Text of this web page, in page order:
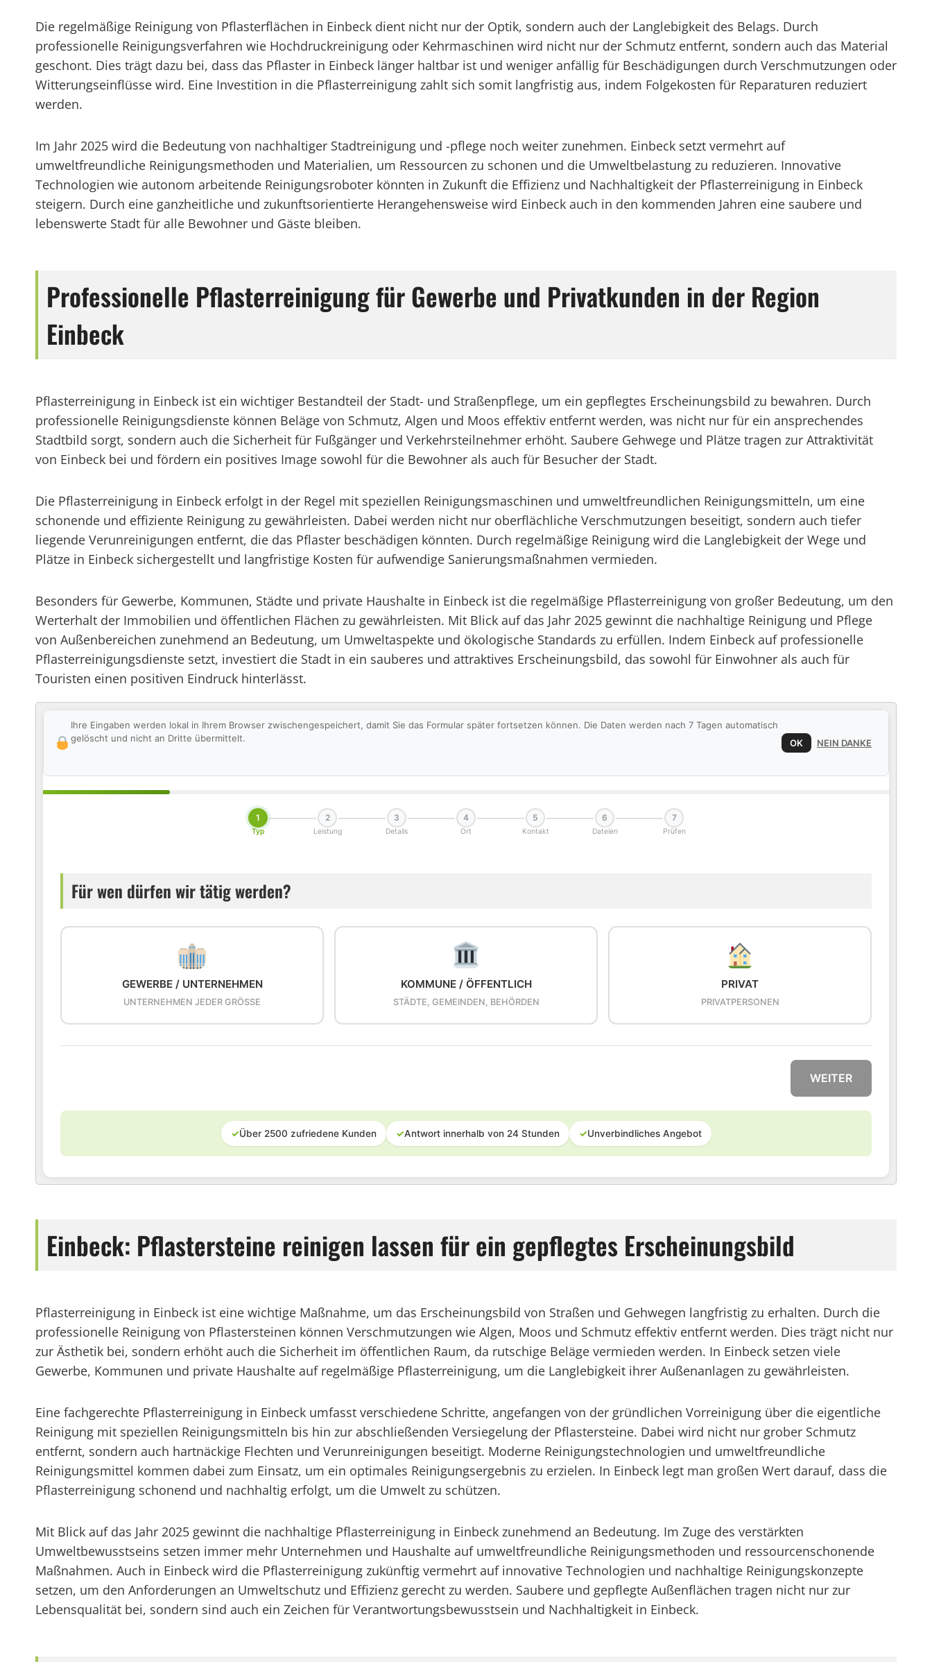
Die regelmäßige Reinigung von Pflasterflächen in Einbeck dient nicht nur der Optik, sondern auch der Langlebigkeit des Belags. Durch
professionelle Reinigungsverfahren wie Hochdruckreinigung oder Kehrmaschinen wird nicht nur der Schmutz entfernt, sondern auch das Material
geschont. Dies trägt dazu bei, dass das Pflaster in Einbeck länger haltbar ist und weniger anfällig für Beschädigungen durch Verschmutzungen oder
Witterungseinflüsse wird. Eine Investition in die Pflasterreinigung zahlt sich somit langfristig aus, indem Folgekosten für Reparaturen reduziert
werden.
Im Jahr 2025 wird die Bedeutung von nachhaltiger Stadtreinigung und -pflege noch weiter zunehmen. Einbeck setzt vermehrt auf
umweltfreundliche Reinigungsmethoden und Materialien, um Ressourcen zu schonen und die Umweltbelastung zu reduzieren. Innovative
Technologien wie autonom arbeitende Reinigungsroboter könnten in Zukunft die Effizienz und Nachhaltigkeit der Pflasterreinigung in Einbeck
steigern. Durch eine ganzheitliche und zukunftsorientierte Herangehensweise wird Einbeck auch in den kommenden Jahren eine saubere und
lebenswerte Stadt für alle Bewohner und Gäste bleiben.
Professionelle Pflasterreinigung für Gewerbe und Privatkunden in der Region
Einbeck
Pflasterreinigung in Einbeck ist ein wichtiger Bestandteil der Stadt- und Straßenpflege, um ein gepflegtes Erscheinungsbild zu bewahren. Durch
professionelle Reinigungsdienste können Beläge von Schmutz, Algen und Moos effektiv entfernt werden, was nicht nur für ein ansprechendes
Stadtbild sorgt, sondern auch die Sicherheit für Fußgänger und Verkehrsteilnehmer erhöht. Saubere Gehwege und Plätze tragen zur Attraktivität
von Einbeck bei und fördern ein positives Image sowohl für die Bewohner als auch für Besucher der Stadt.
Die Pflasterreinigung in Einbeck erfolgt in der Regel mit speziellen Reinigungsmaschinen und umweltfreundlichen Reinigungsmitteln, um eine
schonende und effiziente Reinigung zu gewährleisten. Dabei werden nicht nur oberflächliche Verschmutzungen beseitigt, sondern auch tiefer
liegende Verunreinigungen entfernt, die das Pflaster beschädigen könnten. Durch regelmäßige Reinigung wird die Langlebigkeit der Wege und
Plätze in Einbeck sichergestellt und langfristige Kosten für aufwendige Sanierungsmaßnahmen vermieden.
Besonders für Gewerbe, Kommunen, Städte und private Haushalte in Einbeck ist die regelmäßige Pflasterreinigung von großer Bedeutung, um den
Werterhalt der Immobilien und öffentlichen Flächen zu gewährleisten. Mit Blick auf das Jahr 2025 gewinnt die nachhaltige Reinigung und Pflege
von Außenbereichen zunehmend an Bedeutung, um Umweltaspekte und ökologische Standards zu erfüllen. Indem Einbeck auf professionelle
Pflasterreinigungsdienste setzt, investiert die Stadt in ein sauberes und attraktives Erscheinungsbild, das sowohl für Einwohner als auch für
Touristen einen positiven Eindruck hinterlässt.
Ihre Eingaben werden lokal in Ihrem Browser zwischengespeichert, damit Sie das Formular später fortsetzen können. Die Daten werden nach 7 Tagen automatisch
gelöscht und nicht an Dritte übermittelt.
OK NEIN DANKE
1
Typ
2
Leistung
3
Details
4
Ort
5
Kontakt
6
Dateien
7
Prüfen
Für wen dürfen wir tätig werden?
GEWERBE / UNTERNEHMEN
UNTERNEHMEN JEDER GRÖSSE
KOMMUNE / ÖFFENTLICH
STÄDTE, GEMEINDEN, BEHÖRDEN
PRIVAT
PRIVATPERSONEN
WEITER
✓Über 2500 zufriedene Kunden ✓Antwort innerhalb von 24 Stunden ✓Unverbindliches Angebot
Einbeck: Pflastersteine reinigen lassen für ein gepflegtes Erscheinungsbild
Pflasterreinigung in Einbeck ist eine wichtige Maßnahme, um das Erscheinungsbild von Straßen und Gehwegen langfristig zu erhalten. Durch die
professionelle Reinigung von Pflastersteinen können Verschmutzungen wie Algen, Moos und Schmutz effektiv entfernt werden. Dies trägt nicht nur
zur Ästhetik bei, sondern erhöht auch die Sicherheit im öffentlichen Raum, da rutschige Beläge vermieden werden. In Einbeck setzen viele
Gewerbe, Kommunen und private Haushalte auf regelmäßige Pflasterreinigung, um die Langlebigkeit ihrer Außenanlagen zu gewährleisten.
Eine fachgerechte Pflasterreinigung in Einbeck umfasst verschiedene Schritte, angefangen von der gründlichen Vorreinigung über die eigentliche
Reinigung mit speziellen Reinigungsmitteln bis hin zur abschließenden Versiegelung der Pflastersteine. Dabei wird nicht nur grober Schmutz
entfernt, sondern auch hartnäckige Flechten und Verunreinigungen beseitigt. Moderne Reinigungstechnologien und umweltfreundliche
Reinigungsmittel kommen dabei zum Einsatz, um ein optimales Reinigungsergebnis zu erzielen. In Einbeck legt man großen Wert darauf, dass die
Pflasterreinigung schonend und nachhaltig erfolgt, um die Umwelt zu schützen.
Mit Blick auf das Jahr 2025 gewinnt die nachhaltige Pflasterreinigung in Einbeck zunehmend an Bedeutung. Im Zuge des verstärkten
Umweltbewusstseins setzen immer mehr Unternehmen und Haushalte auf umweltfreundliche Reinigungsmethoden und ressourcenschonende
Maßnahmen. Auch in Einbeck wird die Pflasterreinigung zukünftig vermehrt auf innovative Technologien und nachhaltige Reinigungskonzepte
setzen, um den Anforderungen an Umweltschutz und Effizienz gerecht zu werden. Saubere und gepflegte Außenflächen tragen nicht nur zur
Lebensqualität bei, sondern sind auch ein Zeichen für Verantwortungsbewusstsein und Nachhaltigkeit in Einbeck.